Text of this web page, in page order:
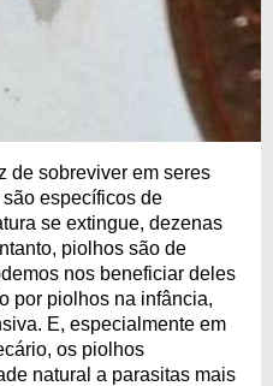
de sobreviver em seres
específicos de
se extingue, dezenas
piolhos são de
nos beneficiar deles
por piolhos na infância,
E, especialmente em
os piolhos
natural a parasitas mais